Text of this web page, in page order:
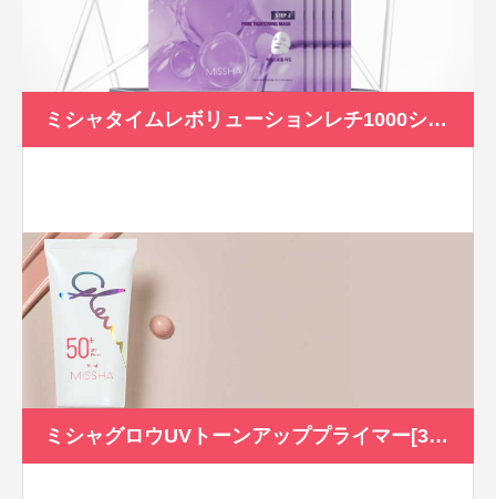
ミシャタイムレボリューションレチ1000ショットゲルマスク[1.5ml+32g]
ミシャグロウUVトーンアッププライマー[30ml]SPF50+/PA+++